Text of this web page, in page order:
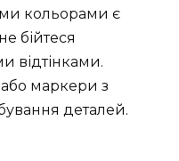
кольорами є
бійтеся
відтінками.
маркери з
деталей.